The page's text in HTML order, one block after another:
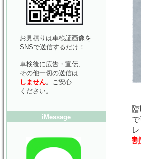
お見積りは車検証画像を
SNSで送信するだけ！
車検後に広告・宣伝、
その他一切の送信は
しません。ご安心
ください。
iMessage